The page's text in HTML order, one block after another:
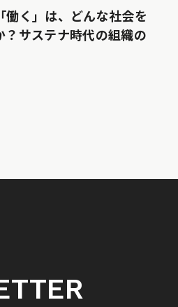
働く」は、どんな社会を
？サステナ時代の組織の